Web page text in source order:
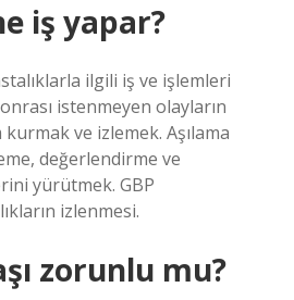
iş yapar?
ilgili iş ve işlemleri
istenmeyen olayların
ve izlemek. Aşılama
değerlendirme ve
yürütmek. GBP
izlenmesi.
zorunlu mu?